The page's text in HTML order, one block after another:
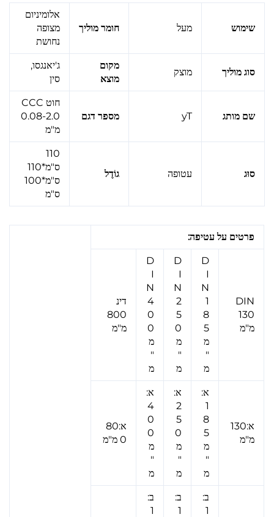
שימוש מעל חומר מוליך
אלומיניום
מצופה
נחושת
סוג מוליך מוצק
מקום
מוצא
ג'יאנגסו,
סין
שם מותג yT מספר דגם
חוט CCC
0.08-2.0
מ"מ
סוּג עטופה גוֹדֶל
110
ס"מ*110
ס"מ*100
ס"מ
פרטים על עטיפה:
DIN
130
מ"מ
D
I
N
1
8
5
מ
"
מ
D
I
N
2
5
0
מ
"
מ
D
I
N
4
0
0
מ
"
מ
דינ
800
מ"מ
א:130
מ"מ
א:
1
8
5
מ
"
מ
א:
2
5
0
מ
"
מ
א:
4
0
0
מ
"
מ
א:80
0 מ"מ
ב:
1
ב:
1
ב:
1